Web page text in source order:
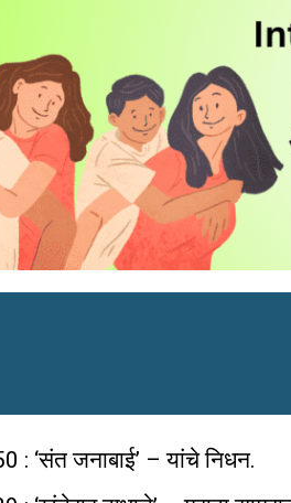
: ‘संत जनाबाई’ – यांचे निधन.